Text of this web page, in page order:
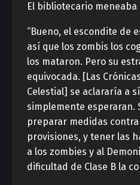
El bibliotecario meneaba
“Bueno, el escondite de
así que los zombis los
los mataron. Pero su
equivocada. [Las
Celestial] se aclararía a
simplemente esperaran.
preparar medidas
provisiones, y tener las
a los zombies y al
dificultad de Clase B la